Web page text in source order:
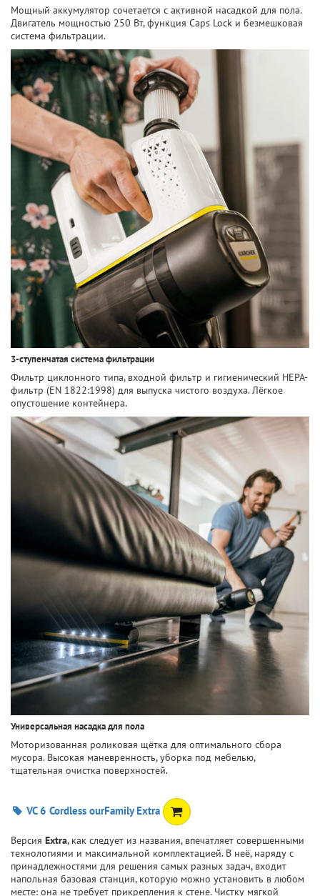
Мощный аккумулятор сочетается с активной насадкой для пола.
Двигатель мощностью 250 Вт, функция Caps Lock и безмешковая
система фильтрации.
3-ступенчатая система фильтрации
Фильтр циклонного типа, входной фильтр и гигиенический HEPA-
фильтр (EN 1822:1998) для выпуска чистого воздуха. Лёгкое
опустошение контейнера.
Универсальная насадка для пола
Моторизованная роликовая щётка для оптимального сбора
мусора. Высокая маневренность, уборка под мебелью,
тщательная очистка поверхностей.
VC 6 Cordless ourFamily Extra
Версия Extra, как следует из названия, впечатляет совершенными
технологиями и максимальной комплектацией. В неё, наряду с
принадлежностями для решения самых разных задач, входит
напольная базовая станция, которую можно установить в любом
месте: она не требует прикрепления к стене. Чистку мягкой